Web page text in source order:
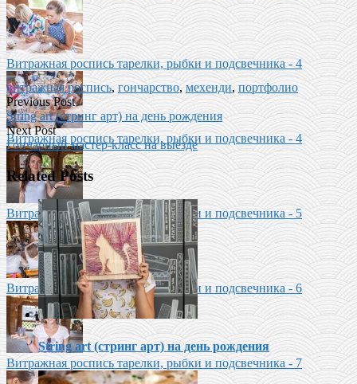
Витражная роспись тарелки, рыбки и подсвечника - 4
Витражная роспись тарелки, рыбки и подсвечника - 4
Витражная роспись тарелки, рыбки и подсвечника - 5
Витражная роспись тарелки, рыбки и подсвечника - 6
Витражная роспись тарелки, рыбки и подсвечника - 7
витражная роспись,гончарство,мехенди, портфолио
Previous Post
String art (стринг арт) на день рождения
Next Post
Гончарный мастер-класс на выезде
Related Posts
String art (стринг арт) на день рождения